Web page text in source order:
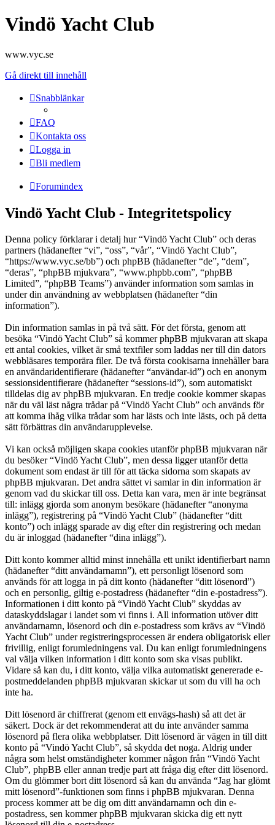
Vindö Yacht Club
www.vyc.se
Gå direkt till innehåll
Snabblänkar
FAQ
Kontakta oss
Logga in
Bli medlem
Forumindex
Vindö Yacht Club - Integritetspolicy
Denna policy förklarar i detalj hur “Vindö Yacht Club” och deras
partners (hädanefter “vi”, “oss”, “vår”, “Vindö Yacht Club”,
“https://www.vyc.se/bb”) och phpBB (hädanefter “de”, “dem”,
“deras”, “phpBB mjukvara”, “www.phpbb.com”, “phpBB
Limited”, “phpBB Teams”) använder information som samlas in
under din användning av webbplatsen (hädanefter “din
information”).
Din information samlas in på två sätt. För det första, genom att
besöka “Vindö Yacht Club” så kommer phpBB mjukvaran att skapa
ett antal cookies, vilket är små textfiler som laddas ner till din dators
webbläsares temporära filer. De två första cookisarna innehåller bara
en användaridentifierare (hädanefter “användar-id”) och en anonym
sessionsidentifierare (hädanefter “sessions-id”), som automatiskt
tilldelas dig av phpBB mjukvaran. En tredje cookie kommer skapas
när du väl läst några trådar på “Vindö Yacht Club” och används för
att komma ihåg vilka trådar som har lästs och inte lästs, och på detta
sätt förbättras din användarupplevelse.
Vi kan också möjligen skapa cookies utanför phpBB mjukvaran när
du besöker “Vindö Yacht Club”, men dessa ligger utanför detta
dokument som endast är till för att täcka sidorna som skapats av
phpBB mjukvaran. Det andra sättet vi samlar in din information är
genom vad du skickar till oss. Detta kan vara, men är inte begränsat
till: inlägg gjorda som anonym besökare (hädanefter “anonyma
inlägg”), registrering på “Vindö Yacht Club” (hädanefter “ditt
konto”) och inlägg sparade av dig efter din registrering och medan
du är inloggad (hädanefter “dina inlägg”).
Ditt konto kommer alltid minst innehålla ett unikt identifierbart namn
(hädanefter “ditt användarnamn”), ett personligt lösenord som
används för att logga in på ditt konto (hädanefter “ditt lösenord”)
och en personlig, giltig e-postadress (hädanefter “din e-postadress”).
Informationen i ditt konto på “Vindö Yacht Club” skyddas av
dataskyddslagar i landet som vi finns i. All information utöver ditt
användarnamn, lösenord och din e-postadress som krävs av “Vindö
Yacht Club” under registreringsprocessen är endera obligatorisk eller
frivillig, enligt forumledningens val. Du kan enligt forumledningens
val välja vilken information i ditt konto som ska visas publikt.
Vidare så kan du, i ditt konto, välja vilka automatiskt genererade e-
postmeddelanden phpBB mjukvaran skickar ut som du vill ha och
inte ha.
Ditt lösenord är chiffrerat (genom ett envägs-hash) så att det är
säkert. Dock är det rekommenderat att du inte använder samma
lösenord på flera olika webbplatser. Ditt lösenord är vägen in till ditt
konto på “Vindö Yacht Club”, så skydda det noga. Aldrig under
några som helst omständigheter kommer någon från “Vindö Yacht
Club”, phpBB eller annan tredje part att fråga dig efter ditt lösenord.
Om du glömmer bort ditt lösenord så kan du använda “Jag har glömt
mitt lösenord”-funktionen som finns i phpBB mjukvaran. Denna
process kommer att be dig om ditt användarnamn och din e-
postadress, sen kommer phpBB mjukvaran skicka dig ett nytt